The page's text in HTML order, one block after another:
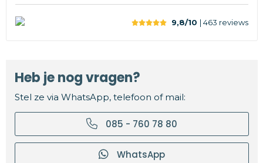
9,8/10 | 463 reviews
Heb je nog vragen?
Stel ze via WhatsApp, telefoon of mail:
085 - 760 78 80
WhatsApp